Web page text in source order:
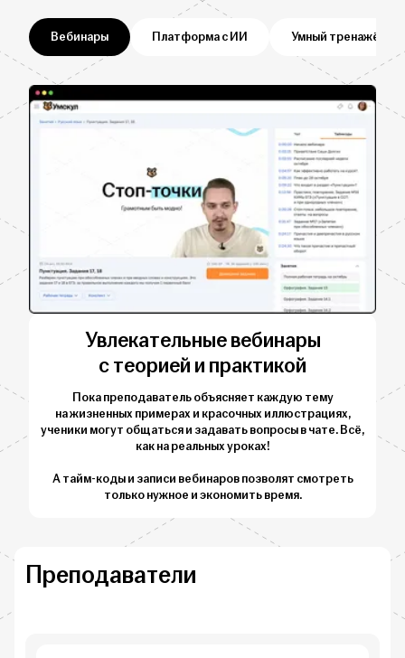
Вебинары Платформа с ИИ Умный тренажёр
Увлекательные вебинары
с теорией и практикой
Пока преподаватель объясняет каждую тему
на жизненных примерах и красочных иллюстрациях,
ученики могут общаться и задавать вопросы в чате. Всё,
как на реальных уроках!
А тайм-коды и записи вебинаров позволят смотреть
только нужное и экономить время.
Преподаватели